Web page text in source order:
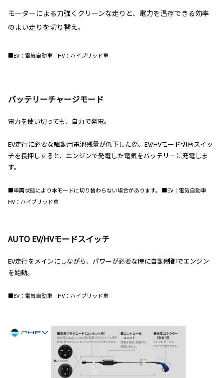
モーターによる力強くクリーンな走りと、電力を温存できる効率
のよい走りを切り替え。
■EV：電気自動車 HV：ハイブリッド車
バッテリーチャージモード
電力を使い切っても、自力で発電。
EV走行に必要な駆動用電池残量が低下した際、EV/HVモード切替スイッ
チを長押しすると、エンジンで発電した電気をバッテリーに充電しま
す。
■車両状態により本モードに切り替わらない場合があります。 ■EV：電気自動車
HV：ハイブリッド車
AUTO EV/HVモードスイッチ
EV走行をメインにしながら、パワーが必要な時に自動制御でエンジン
を始動。
■EV：電気自動車 HV：ハイブリッド車